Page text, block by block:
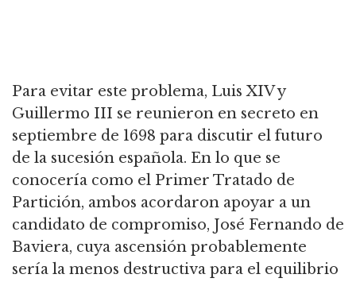
Para evitar este problema, Luis XIV y
Guillermo III se reunieron en secreto en
septiembre de 1698 para discutir el futuro
de la sucesión española. En lo que se
conocería como el Primer Tratado de
Partición, ambos acordaron apoyar a un
candidato de compromiso, José Fernando de
Baviera, cuya ascensión probablemente
sería la menos destructiva para el equilibrio